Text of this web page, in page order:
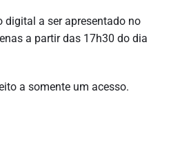
digital a ser apresentado no
a partir das 17h30 do dia
a somente um acesso.